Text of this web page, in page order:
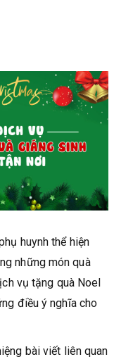
huynh thể hiện
những món quà
vụ tặng quà Noel
điều ý nghĩa cho
bài viết liên quan